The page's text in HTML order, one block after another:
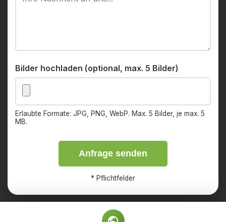
Bilder hochladen (optional, max. 5 Bilder)
Erlaubte Formate: JPG, PNG, WebP. Max. 5 Bilder, je max. 5
MB.
Anfrage senden
* Pflichtfelder